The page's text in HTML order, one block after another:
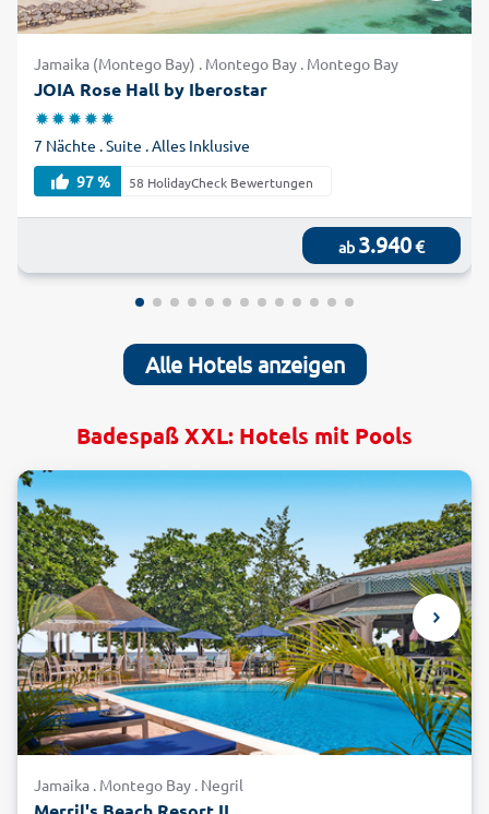
Jamaika (Montego Bay) . Montego Bay . Montego Bay
JOIA Rose Hall by Iberostar
7 Nächte . Suite . Alles Inklusive
97 %
58 HolidayCheck Bewertungen
ab 3.940€
Alle Hotels anzeigen
Badespaß XXL: Hotels mit Pools
Jamaika . Montego Bay . Negril